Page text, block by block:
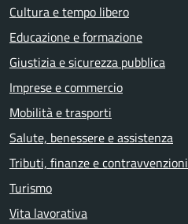
Cultura e tempo libero
Educazione e formazione
Giustizia e sicurezza pubblica
Imprese e commercio
Mobilità e trasporti
Salute, benessere e assistenza
Tributi, finanze e contravvenzioni
Turismo
Vita lavorativa